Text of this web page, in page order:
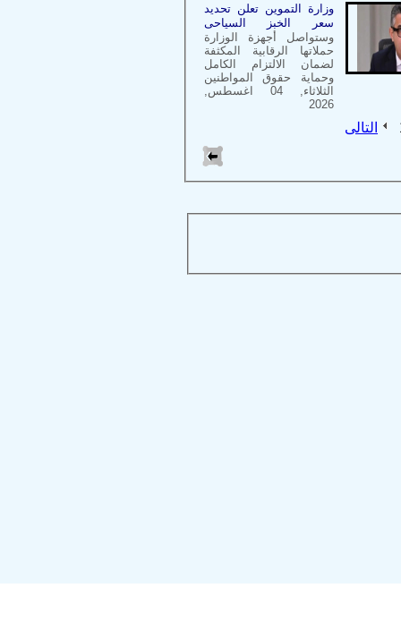
وزارة التموين تعلن تحديد
سعر الخبز السياحى
وستواصل أجهزة الوزارة
حملاتها الرقابية المكثفة
لضمان الالتزام الكامل
وحماية حقوق المواطنين
الثلاثاء, 04 اغسطس,
2026
التالى